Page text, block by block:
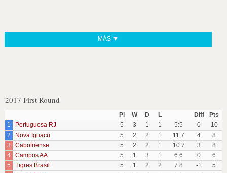
MÁS ▼
2017 First Round
Pl W D L Diff
Pts
1
Portuguesa RJ 5 3 1 1 5:5 0
10
2
Nova Iguacu 5 2 2 1 11:7 4
8
3
Cabofriense 5 2 2 1 10:7 3
8
4
Campos AA 5 1 3 1 6:6 0
6
5
Tigres Brasil 5 1 2 2 7:8 -1
5